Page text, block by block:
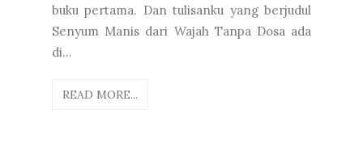
buku pertama. Dan tulisanku yang berjudul
Senyum Manis dari Wajah Tanpa Dosa ada
di...
READ MORE...